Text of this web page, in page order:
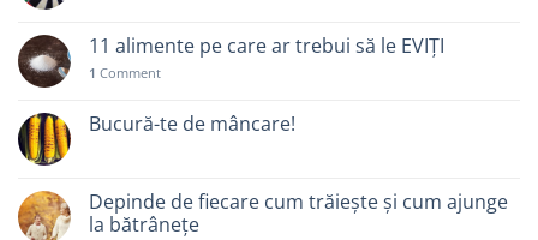
11 alimente pe care ar trebui să le EVIȚI
1 Comment
Bucură-te de mâncare!
Depinde de fiecare cum trăiește și cum ajunge
la bătrânețe